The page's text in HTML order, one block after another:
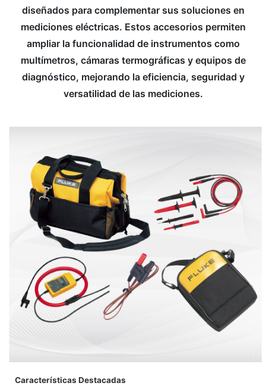
diseñados para complementar sus soluciones en
mediciones eléctricas. Estos accesorios permiten
ampliar la funcionalidad de instrumentos como
multímetros, cámaras termográficas y equipos de
diagnóstico, mejorando la eficiencia, seguridad y
versatilidad de las mediciones.
Características Destacadas